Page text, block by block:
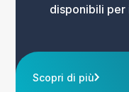
disponibili per
Scopri di più